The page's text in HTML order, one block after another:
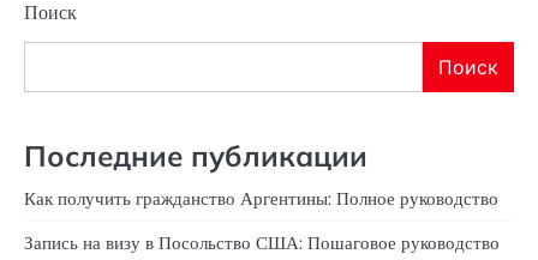
Поиск
Поиск
Последние публикации
Как получить гражданство Аргентины: Полное руководство
Запись на визу в Посольство США: Пошаговое руководство